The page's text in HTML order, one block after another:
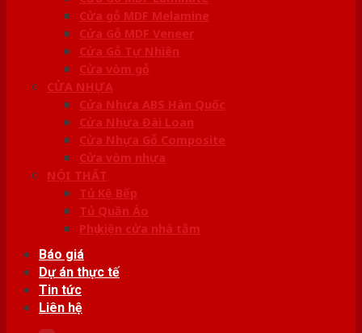
Cửa gỗ MDF Melamine
Cửa Gỗ MDF Veneer
Cửa Gỗ Tự Nhiên
Cửa vòm gỗ
CỬA NHỰA
Cửa Nhựa ABS Hàn Quốc
Cửa Nhựa Đài Loan
Cửa Nhựa Gỗ Composite
Cửa vòm nhựa
NỘI THẤT
Tủ Kệ Bếp
Tủ Quần Áo
Phụ kiện cửa nhà tắm
Báo giá
Dự án thực tế
Tin tức
Liên hệ